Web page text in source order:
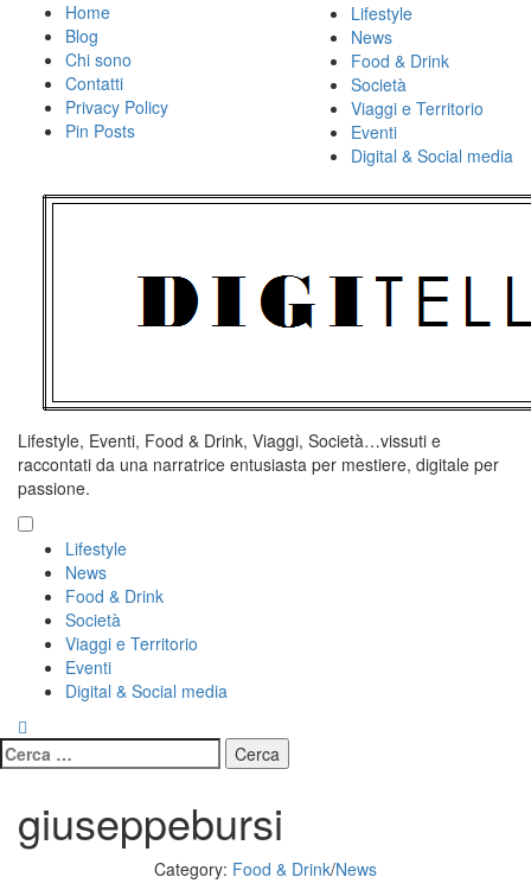
content
Home
Blog
Chi sono
Contatti
Privacy Policy
Pin Posts
Lifestyle
News
Food & Drink
Società
Viaggi e Territorio
Eventi
Digital & Social media
Lifestyle, Eventi, Food & Drink, Viaggi, Società…vissuti e
raccontati da una narratrice entusiasta per mestiere, digitale per
passione.
Primary
Menu
Lifestyle
News
Food & Drink
Società
Viaggi e Territorio
Eventi
Digital & Social media
Ricerca
per:
giuseppebursi
Category: Food & Drink/News